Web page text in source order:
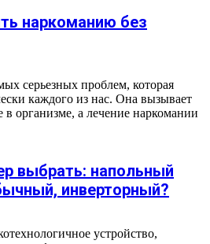
наркоманию без
серьезных проблем, которая
каждого из нас. Она вызывает
организме, а лечение наркомании
выбрать: напольный
инверторный?
устройство,